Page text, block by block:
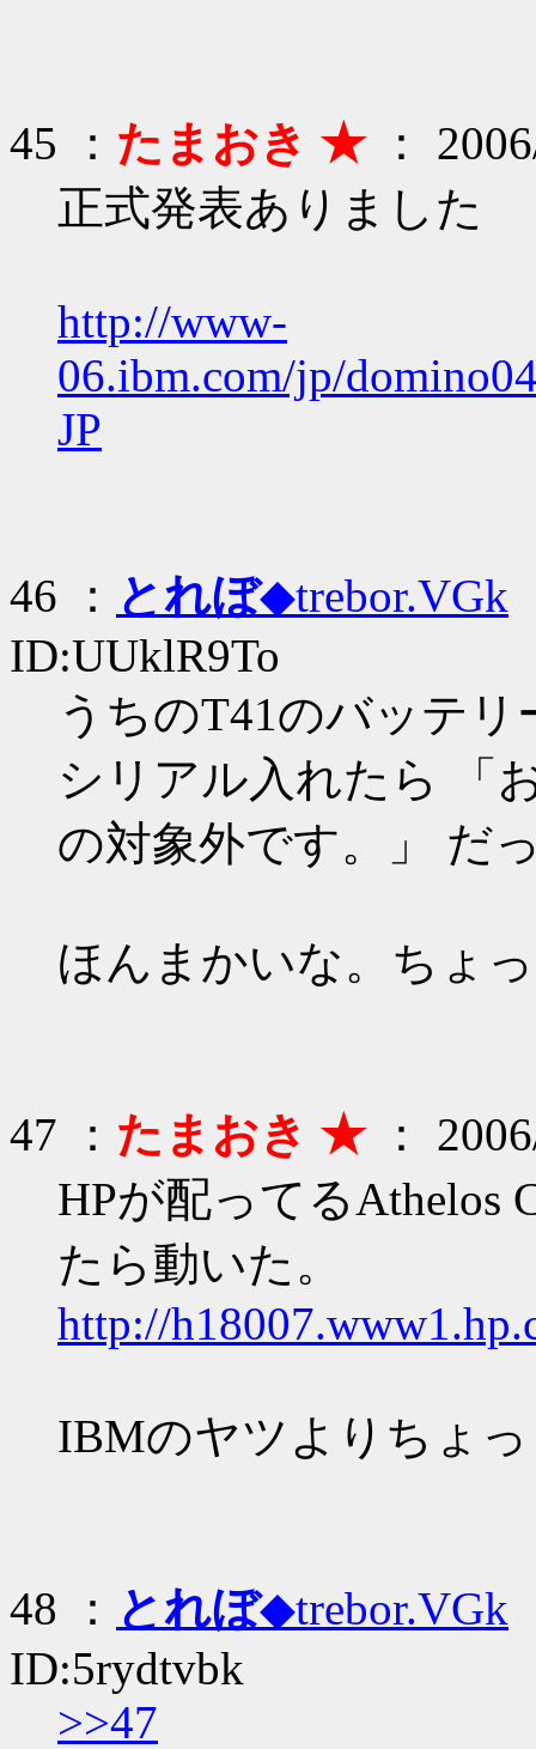
45 ： たまおき ★：
正式発表ありました
http://www-
06.ibm.com/jp/
JP
46 ： とれぼ◆trebor.VGk
ID:UUklR9To
うちのT41のバッテ
シリアル入れたら 「
の対象外です。」 だ
ほんまかいな。ちょ
47 ： たまおき ★：
HPが配ってるAthelos
たら動いた。
http://
IBMのヤツよりちょ
48 ： とれぼ◆trebor.VGk
ID:5rydtvbk
>>47